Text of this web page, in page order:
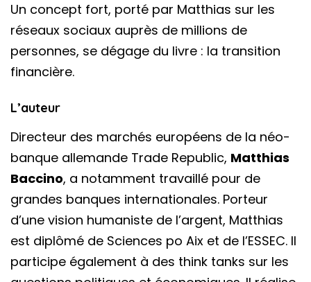
Un concept fort, porté par Matthias sur les
réseaux sociaux auprès de millions de
personnes, se dégage du livre : la transition
financière.
L’auteur
Directeur des marchés européens de la néo-
banque allemande Trade Republic, Matthias
Baccino, a notamment travaillé pour de
grandes banques internationales. Porteur
d’une vision humaniste de l’argent, Matthias
est diplômé de Sciences po Aix et de l’ESSEC. Il
participe également à des think tanks sur les